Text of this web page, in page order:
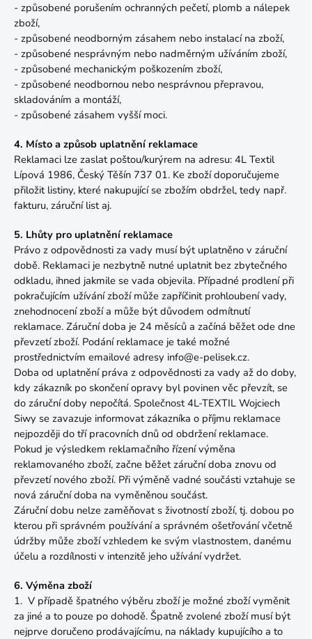
- způsobené porušením ochranných pečetí, plomb a nálepek
zboží,
- způsobené neodborným zásahem nebo instalací na zboží,
- způsobené nesprávným nebo nadměrným užíváním zboží,
- způsobené mechanickým poškozením zboží,
- způsobené neodbornou nebo nesprávnou přepravou,
skladováním a montáží,
- způsobené zásahem vyšší moci.
4. Místo a způsob uplatnění reklamace
Reklamaci lze zaslat poštou/kurýrem na adresu: 4L Textil
Lípová 1986, Český Těšín 737 01. Ke zboží doporučujeme
přiložit listiny, které nakupující se zbožím obdržel, tedy např.
fakturu, záruční list aj.
5. Lhůty pro uplatnění reklamace
Právo z odpovědnosti za vady musí být uplatněno v záruční
době. Reklamaci je nezbytně nutné uplatnit bez zbytečného
odkladu, ihned jakmile se vada objevila. Případné prodlení při
pokračujícím užívání zboží může zapříčinit prohloubení vady,
znehodnocení zboží a může být důvodem odmítnutí
reklamace. Záruční doba je 24 měsíců a začíná běžet ode dne
převzetí zboží. Podání reklamace je také možné
prostřednictvím emailové adresy info@e-pelisek.cz.
Doba od uplatnění práva z odpovědnosti za vady až do doby,
kdy zákazník po skončení opravy byl povinen věc převzít, se
do záruční doby nepočítá. Společnost 4L-TEXTIL Wojciech
Siwy se zavazuje informovat zákazníka o příjmu reklamace
nejpozději do tří pracovních dnů od obdržení reklamace.
Pokud je výsledkem reklamačního řízení výměna
reklamovaného zboží, začne běžet záruční doba znovu od
převzetí nového zboží. Při výměně vadné součásti vztahuje se
nová záruční doba na vyměněnou součást.
Záruční dobu nelze zaměňovat s životností zboží, tj. dobou po
kterou při správném používání a správném ošetřování včetně
údržby může zboží vzhledem ke svým vlastnostem, danému
účelu a rozdílnosti v intenzitě jeho užívání vydržet.
6. Výměna zboží
1. V případě špatného výběru zboží je možné zboží vyměnit
za jiné a to pouze po dohodě. Špatně zvolené zboží musí být
nejprve doručeno prodávajícímu, na náklady kupujícího a to